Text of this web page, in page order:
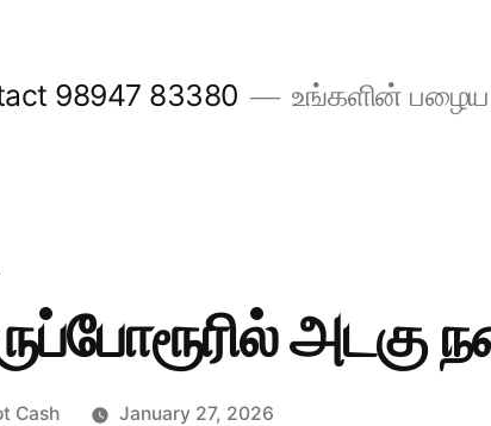
98947 83380 உங்களின் பழைய
அடகு
Cash January 27, 2026